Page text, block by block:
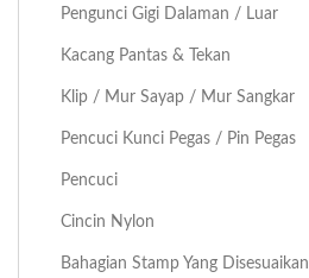
Pengunci Gigi Dalaman / Luar
Kacang Pantas & Tekan
Klip / Mur Sayap / Mur Sangkar
Pencuci Kunci Pegas / Pin Pegas
Pencuci
Cincin Nylon
Bahagian Stamp Yang Disesuaikan